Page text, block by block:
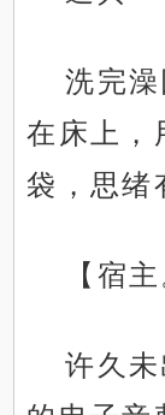
洗完
在床上，
袋，思绪
【宿主
许久